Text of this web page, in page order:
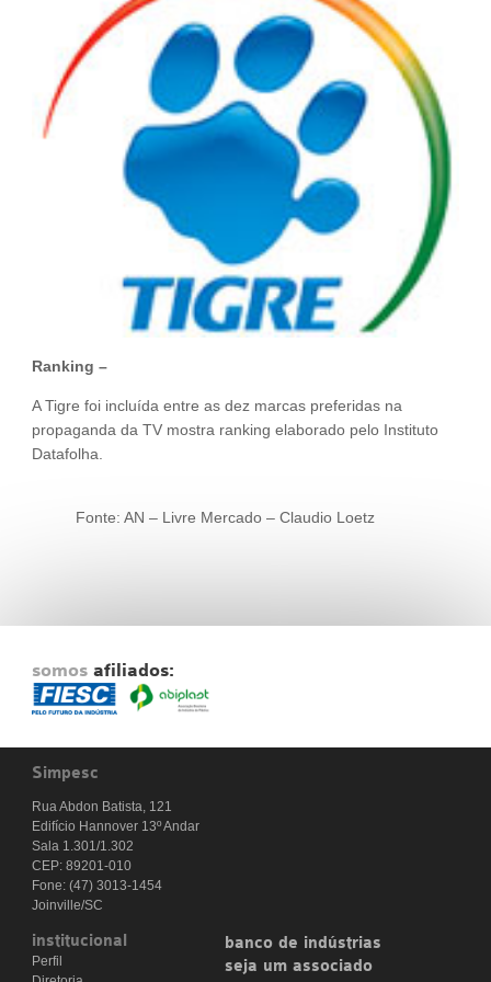
Fale Conosco
NOSSAS ASSOCIADAS
SEJA UM ASSOCIADO
VAGAS
Ranking –
A Tigre foi incluída entre as dez marcas preferidas na
propaganda da TV mostra ranking elaborado pelo Instituto
Datafolha.
Fonte: AN – Livre Mercado – Claudio Loetz
somos afiliados:
Simpesc
Rua Abdon Batista, 121
Edifício Hannover 13º Andar
Sala 1.301/1.302
CEP: 89201-010
Fone: (47) 3013-1454
Joinville/SC
institucional
Perfil
banco de indústrias
seja um associado